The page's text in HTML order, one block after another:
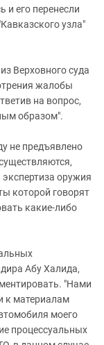
и его перенесли
узла"
Верховного суда
жалобы
на вопрос,
образом".
не предъявлено
оружия
которой говорят
какие-либо
Абу Халида,
"Нами
к материалам
моего
процессуальных